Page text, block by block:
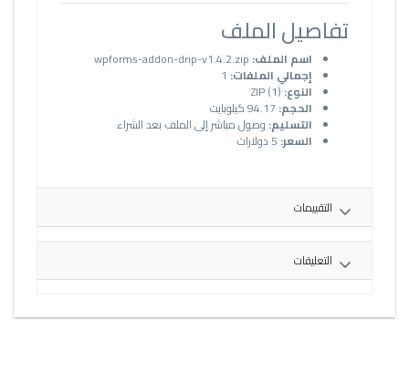
تفاصيل الملف
اسم الملف:
إجمالي الملفات:
النوع:ZIP (1)
الحجم:
التسليم: وصول مباشر إلى الملف بعد الشراء
السعر:
التقييمات
التعليقات